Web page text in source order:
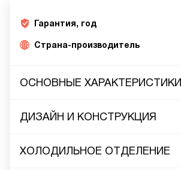
Гарантия, год
Страна-производитель
ОСНОВНЫЕ ХАРАКТЕРИСТИКИ
ДИЗАЙН И КОНСТРУКЦИЯ
ХОЛОДИЛЬНОЕ ОТДЕЛЕНИЕ